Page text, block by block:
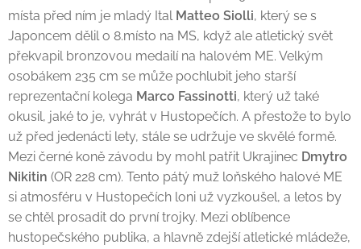
místa před ním je mladý Ital Matteo Siolli, který se s
Japoncem dělil o 8.místo na MS, když ale atletický svět
překvapil bronzovou medailí na halovém ME. Velkým
osobákem 235 cm se může pochlubit jeho starší
reprezentační kolega Marco Fassinotti, který už také
okusil, jaké to je, vyhrát v Hustopečích. A přestože to bylo
už před jedenácti lety, stále se udržuje ve skvělé formě.
Mezi černé koně závodu by mohl patřit Ukrajinec Dmytro
Nikitin (OR 228 cm). Tento pátý muž loňského halové ME
si atmosféru v Hustopečích loni už vyzkoušel, a letos by
se chtěl prosadit do první trojky. Mezi oblíbence
hustopečského publika, a hlavně zdejší atletické mládeže,